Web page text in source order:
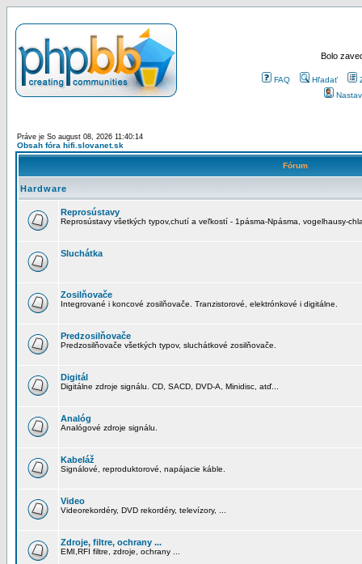
Bolo
FAQ Hľadať
Práve je So august 08, 2026 11:40:14
Obsah fóra hifi.slovanet.sk
Fórum
Hardware
Reprosústavy
Reprosústavy všetkých typov,chutí a veľkostí - 1pásma-Npásma, vogelhausy-
Sluchátka
Zosilňovače
Integrované i koncové zosilňovače. Tranzistorové, elektrónkové i digitálne.
Predzosilňovače
Predzosilňovače všetkých typov, sluchátkové zosilňovače.
Digitál
Digitálne zdroje signálu. CD, SACD, DVD-A, Minidisc, atď...
Analóg
Analógové zdroje signálu.
Kabeláž
Signálové, reproduktorové, napájacie káble.
Video
Videorekordéry, DVD rekordéry, televízory, ...
Zdroje, filtre, ochrany ...
EMI,RFI filtre, zdroje, ochrany ...